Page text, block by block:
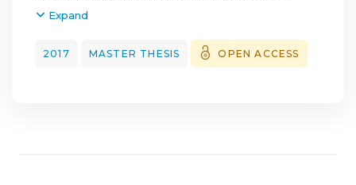
plano, tendo como objetivo a minimização
esse efeito, o problema recebe informações
de entrada sobre uma área específica, um
câmaras de vigilância. Cada uma destas
Expand
2017 MASTER THESIS OPEN ACCESS